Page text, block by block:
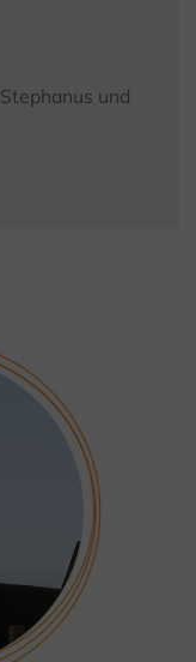
und